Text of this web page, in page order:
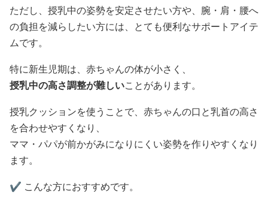
ただし、授乳中の姿勢を安定させたい方や、腕・肩・腰へ
の負担を減らしたい方には、とても便利なサポートアイテ
ムです。
特に新生児期は、赤ちゃんの体が小さく、
授乳中の高さ調整が難しいことがあります。
授乳クッションを使うことで、赤ちゃんの口と乳首の高さ
を合わせやすくなり、
ママ・パパが前かがみになりにくい姿勢を作りやすくなり
ます。
✔️ こんな方におすすめです。